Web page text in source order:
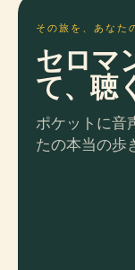
その旅を、あなた
セロマ
て、聴
ポケットに音
たの本当の歩